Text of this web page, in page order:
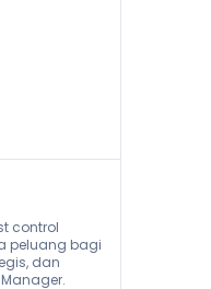
control
peluang bagi
dan